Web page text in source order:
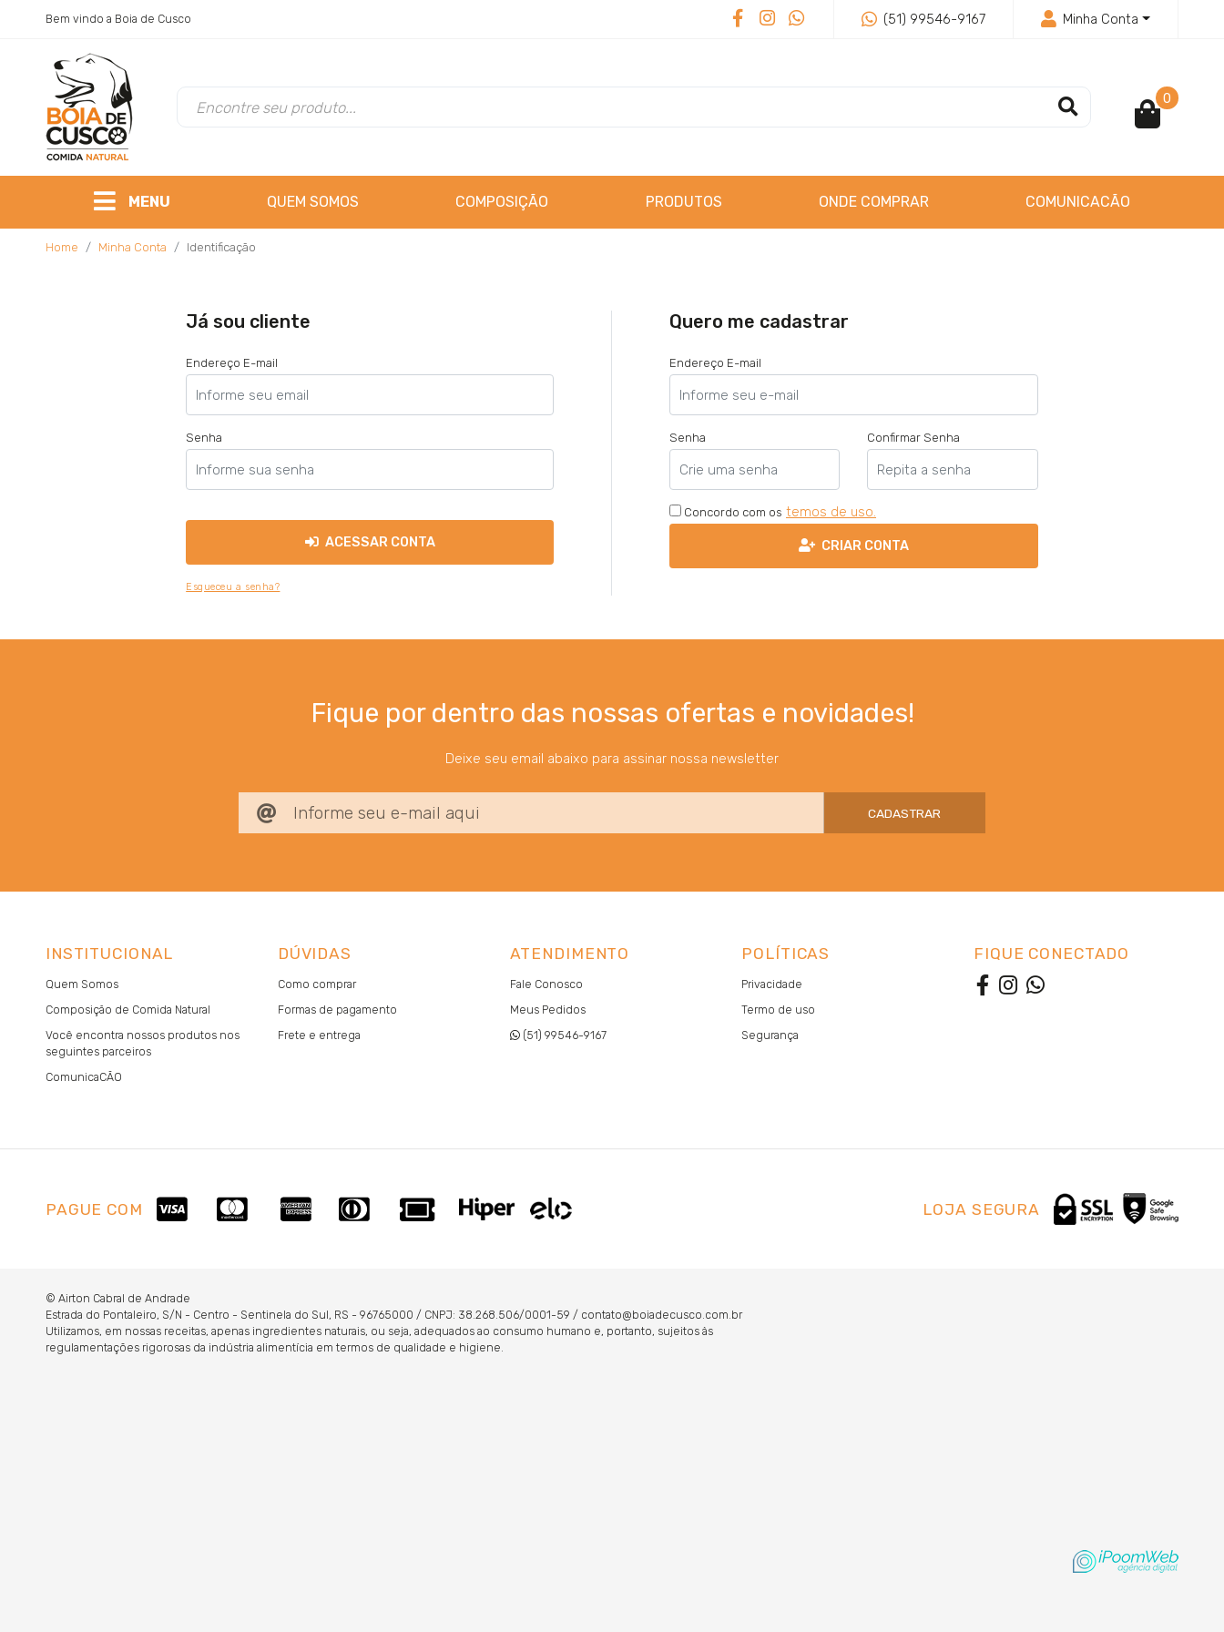
Bem vindo a Boia de Cusco (51) 99546-9167 Minha Conta
0
MENU QUEM SOMOS COMPOSIÇÃO PRODUTOS ONDE COMPRAR COMUNICACÃO
Home Minha Conta Identificação
Já sou cliente
Endereço E-mail
Senha
ACESSAR CONTA
Esqueceu a senha?
Quero me cadastrar
Endereço E-mail
Senha Confirmar Senha
Concordo com os temos de uso.
CRIAR CONTA
Fique por dentro das nossas ofertas e novidades!
Deixe seu email abaixo para assinar nossa newsletter
CADASTRAR
INSTITUCIONAL
Quem Somos
Composição de Comida Natural
Você encontra nossos produtos nos
seguintes parceiros
ComunicaCÃO
DÚVIDAS
Como comprar
Formas de pagamento
Frete e entrega
ATENDIMENTO
Fale Conosco
Meus Pedidos
(51) 99546-9167
POLÍTICAS
Privacidade
Termo de uso
Segurança
FIQUE CONECTADO
PAGUE COM LOJA SEGURA
© Airton Cabral de Andrade
Estrada do Pontaleiro, S/N - Centro - Sentinela do Sul, RS - 96765000 / CNPJ: 38.268.506/0001-59 / contato@boiadecusco.com.br
Utilizamos, em nossas receitas, apenas ingredientes naturais, ou seja, adequados ao consumo humano e, portanto, sujeitos às
regulamentações rigorosas da indústria alimentícia em termos de qualidade e higiene.